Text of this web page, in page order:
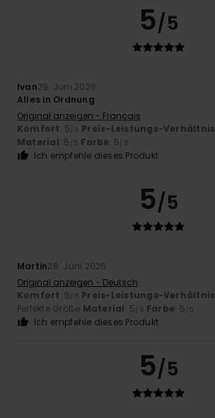
5/5
Ivan29. Juni 2026
Alles in Ordnung
Original anzeigen - Français
Komfort: 5/5 Preis-Leistungs-Verhältnis
Material: 5 /5 Farbe: 5/5
Ich empfehle dieses Produkt
5/5
Martin28. Juni 2026
Original anzeigen - Deutsch
Komfort: 5/5 Preis-Leistungs-Verhältnis
Perfekte Größe Material: 5/5 Farbe: 5/5
Ich empfehle dieses Produkt
5/5